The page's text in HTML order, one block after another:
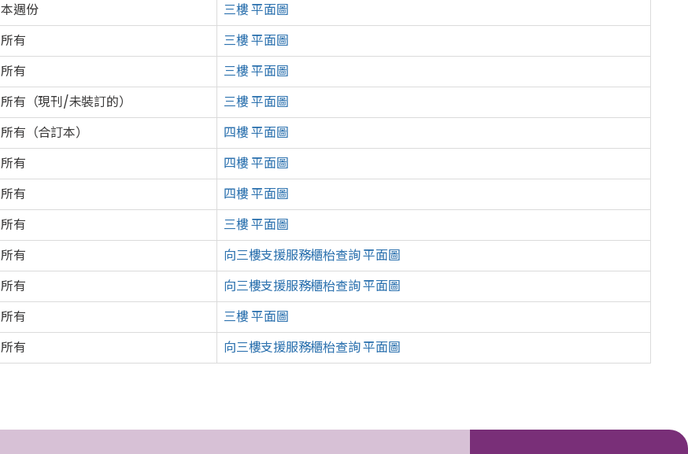
本週份
三樓 平面圖
所有
三樓 平面圖
所有 三樓 平面圖
所有（現刊/未裝訂的）
三樓 平面圖
所有（合訂本）
四樓 平面圖
所有
四樓 平面圖
所有
四樓 平面圖
所有
三樓 平面圖
所有 向三樓支援服務櫃枱查詢 平面圖
所有 向三樓支援服務櫃枱查詢 平面圖
所有
三樓 平面圖
所有 向三樓支援服務櫃枱查詢 平面圖